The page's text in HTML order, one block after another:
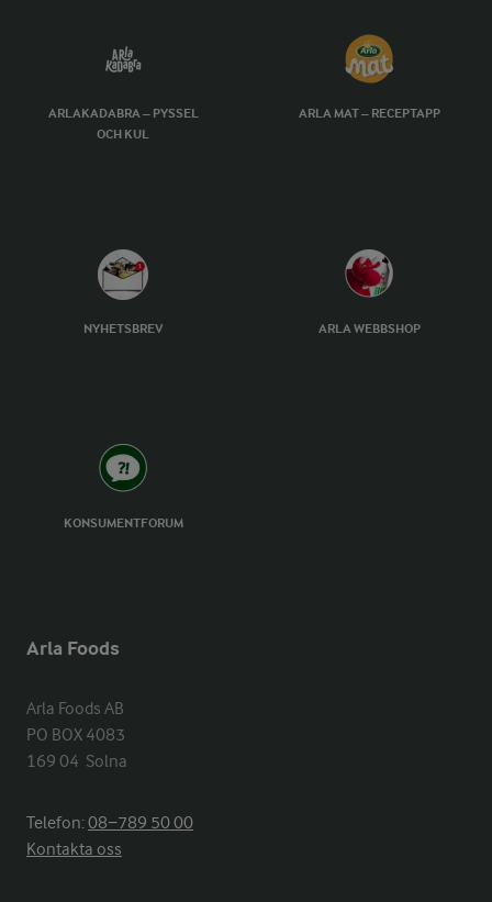
ARLAKADABRA – PYSSEL
OCH KUL
ARLA MAT – RECEPTAPP
NYHETSBREV ARLA WEBBSHOP
KONSUMENTFORUM
Arla Foods
Arla Foods AB
PO BOX 4083
169 04  Solna
Telefon:08−789 50 00
Kontakta oss